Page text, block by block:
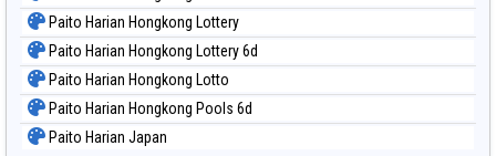
Paito Harian Hongkong Lottery
Paito Harian Hongkong Lottery 6d
Paito Harian Hongkong Lotto
Paito Harian Hongkong Pools 6d
Paito Harian Japan